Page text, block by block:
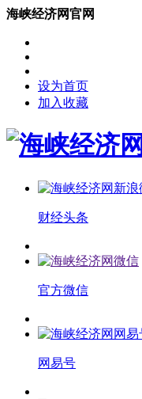
海峡经济网官网
设为首页
加入收藏
财经头条
官方微信
网易号